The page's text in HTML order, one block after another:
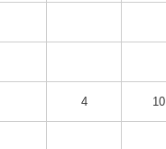
4 10